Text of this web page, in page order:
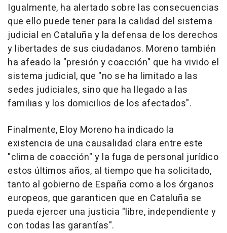
Igualmente, ha alertado sobre las consecuencias
que ello puede tener para la calidad del sistema
judicial en Cataluña y la defensa de los derechos
y libertades de sus ciudadanos. Moreno también
ha afeado la "presión y coacción" que ha vivido el
sistema judicial, que "no se ha limitado a las
sedes judiciales, sino que ha llegado a las
familias y los domicilios de los afectados".
Finalmente, Eloy Moreno ha indicado la
existencia de una causalidad clara entre este
"clima de coacción" y la fuga de personal jurídico
estos últimos años, al tiempo que ha solicitado,
tanto al gobierno de España como a los órganos
europeos, que garanticen que en Cataluña se
pueda ejercer una justicia "libre, independiente y
con todas las garantías".